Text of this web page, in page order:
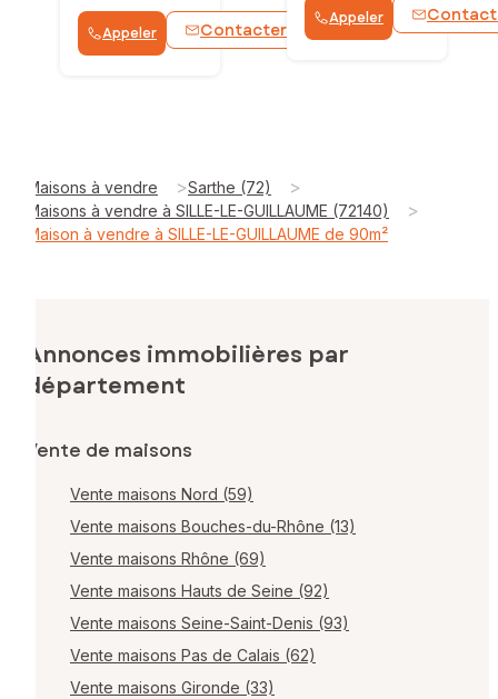
Appeler Contacter WhatsApp
Appeler
Maisons à vendre >Sarthe (72) >
Maisons à vendre à SILLE-LE-GUILLAUME (72140) >
Maison à vendre à SILLE-LE-GUILLAUME de 90m²
Annonces immobilières par
département
Vente de maisons
Vente maisons Nord (59)
Vente maisons Bouches-du-Rhône (13)
Vente maisons Rhône (69)
Vente maisons Hauts de Seine (92)
Vente maisons Seine-Saint-Denis (93)
Vente maisons Pas de Calais (62)
Vente maisons Gironde (33)